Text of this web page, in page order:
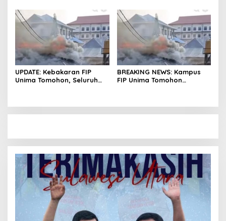
UPDATE: Kebakaran FIP
Unima Tomohon, Seluruh
BREAKING NEWS: Kampus
FIP Unima Tomohon